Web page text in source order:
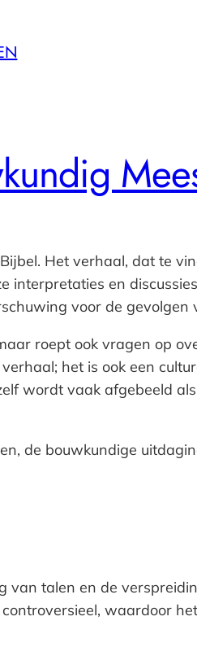
Het verhaal, dat te
en
voor de gevolgen
roept ook vragen op
het is ook een
wordt vaak afgebeeld
de bouwkundige
talen en de
waardoor